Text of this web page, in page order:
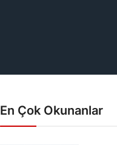
En Çok Okunanlar